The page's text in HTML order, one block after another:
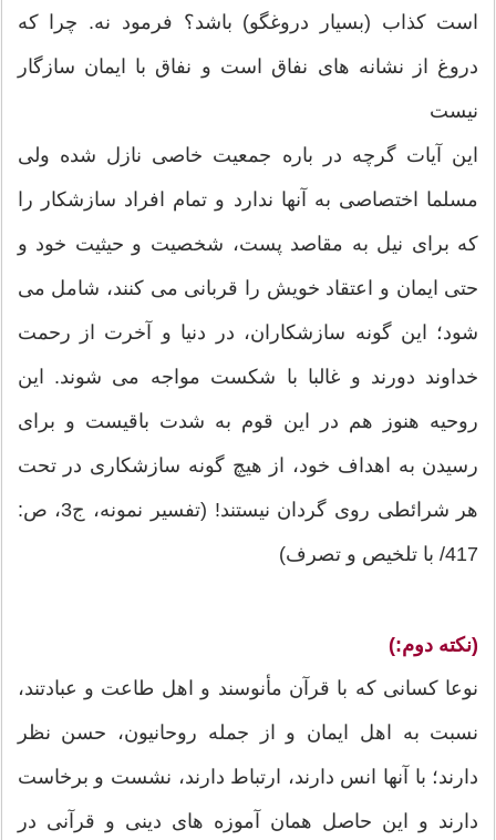
است كذاب (بسیار دروغگو) باشد؟ فرمود نه. چرا كه
دروغ از نشانه ‏هاى نفاق است و نفاق با ایمان سازگار
نیست
این آیات گرچه در باره جمعیت خاصى نازل شده ولى
مسلما اختصاصى به آنها ندارد و تمام افراد سازشكار را
كه براى نیل به مقاصد پست، شخصیت و حیثیت خود و
حتى ایمان و اعتقاد خویش را قربانى مى‏ كنند، شامل مى‏
شود؛ این گونه سازشكاران، در دنیا و آخرت از رحمت
خداوند دورند و غالبا با شكست مواجه مى ‏شوند. این
روحیه هنوز هم در این قوم به شدت باقیست و براى
رسیدن به اهداف خود، از هیچ گونه سازشكارى در تحت
هر شرائطى روى‏ گردان نیستند! (تفسیر نمونه، ج‏3، ص:
417/ با تلخیص و تصرف)
(نکته دوم:)
نوعا کسانی که با قرآن مأنوسند و اهل طاعت و عبادتند،
نسبت به اهل ایمان و از جمله روحانیون، حسن نظر
دارند؛ با آنها انس دارند، ارتباط دارند، نشست و برخاست
دارند و این حاصل همان آموزه های دینی و قرآنی در